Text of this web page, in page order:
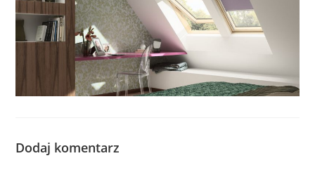
Dodaj komentarz